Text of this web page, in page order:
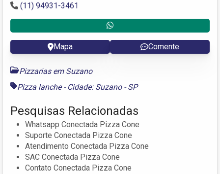
(11) 94931-3461
Mapa Comente
Pizzarias em Suzano
Pizza lanche - Cidade: Suzano - SP
Pesquisas Relacionadas
Whatsapp Conectada Pizza Cone
Suporte Conectada Pizza Cone
Atendimento Conectada Pizza Cone
SAC Conectada Pizza Cone
Contato Conectada Pizza Cone